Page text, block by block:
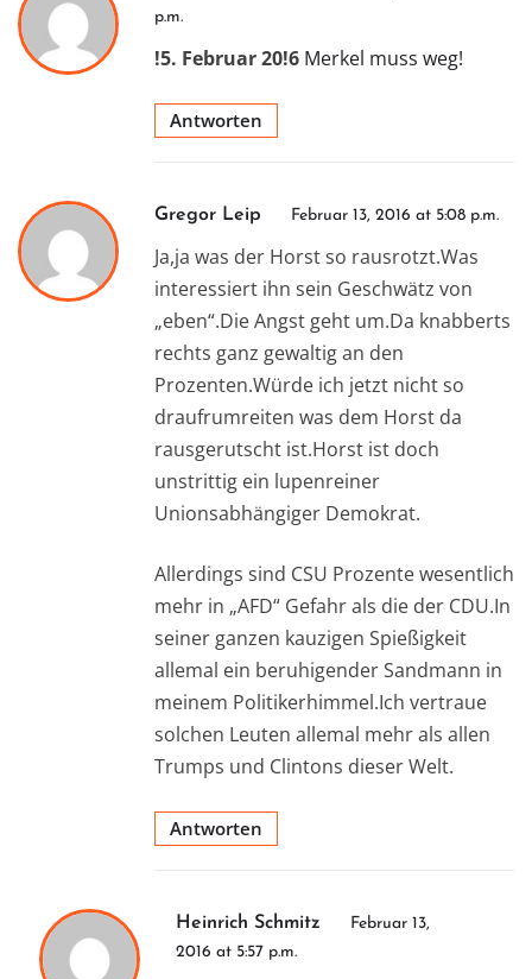
p.m.
!5. Februar 20!6 Merkel muss weg!
Antworten
Gregor Leip Februar 13, 2016 at 5:08 p.m.
Ja,ja was der Horst so rausrotzt.Was
interessiert ihn sein Geschwätz von
„eben“.Die Angst geht um.Da knabberts
rechts ganz gewaltig an den
Prozenten.Würde ich jetzt nicht so
draufrumreiten was dem Horst da
rausgerutscht ist.Horst ist doch
unstrittig ein lupenreiner
Unionsabhängiger Demokrat.
Allerdings sind CSU Prozente wesentlich
mehr in „AFD“ Gefahr als die der CDU.In
seiner ganzen kauzigen Spießigkeit
allemal ein beruhigender Sandmann in
meinem Politikerhimmel.Ich vertraue
solchen Leuten allemal mehr als allen
Trumps und Clintons dieser Welt.
Antworten
Heinrich Schmitz
Februar 13,
2016 at 5:57 p.m.